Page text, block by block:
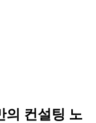
의 컨설팅 노